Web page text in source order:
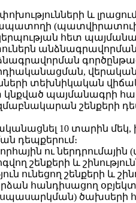
և
հետ
տեխնիկական
կնքված պայմանագրի
շենքերի
10 տարին
դեպքերում։
ու
շենքերի և
ունեցող շենքերի և
հանդիսացող
սպասարկման)